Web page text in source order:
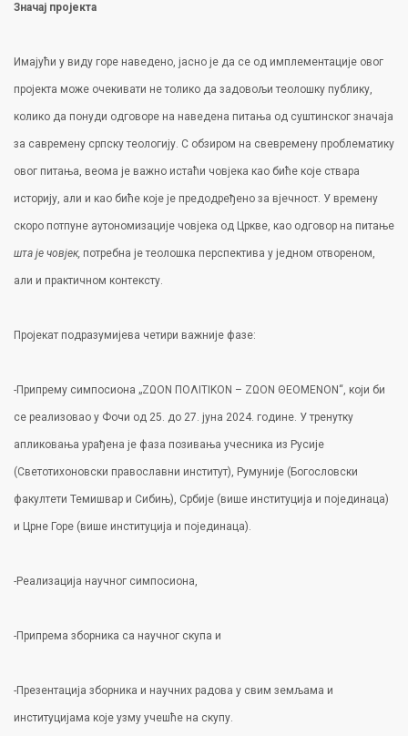
Значај пројекта
Имајући у виду горе наведено, јасно је да се од имплементације овог
пројекта може очекивати не толико да задовољи теолошку публику,
колико да понуди одговоре на наведена питања од суштинског значаја
за савремену српску теологију. С обзиром на свевремену проблематику
овог питања, веома је важно истаћи човјека као биће које ствара
историју, али и као биће које је предодређено за вјечност. У времену
скоро потпуне аутономизације човјека од Цркве, као одговор на питање
шта је човјек, потребна је теолошка перспектива у једном отвореном,
али и практичном контексту.
Пројекат подразумијева четири важније фазе:
-Припрему симпосиона „ΖΩΟΝ ΠΟΛΙΤΙΚΟΝ – ΖΩΟΝ ΘΕΟΜΕΝΟΝ“, који би
се реализовао у Фочи од 25. до 27. јуна 2024. године. У тренутку
апликовања урађена је фаза позивања учесника из Русије
(Светотихоновски православни институт), Румуније (Богословски
факултети Темишвар и Сибињ), Србије (више институција и појединаца)
и Црне Горе (више институција и појединаца).
-Реализација научног симпосиона,
-Припрема зборника са научног скупа и
-Презентација зборника и научних радова у свим земљама и
институцијама које узму учешће на скупу.